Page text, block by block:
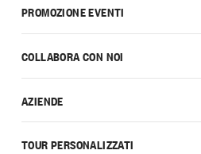
PROMOZIONE EVENTI
COLLABORA CON NOI
AZIENDE
TOUR PERSONALIZZATI